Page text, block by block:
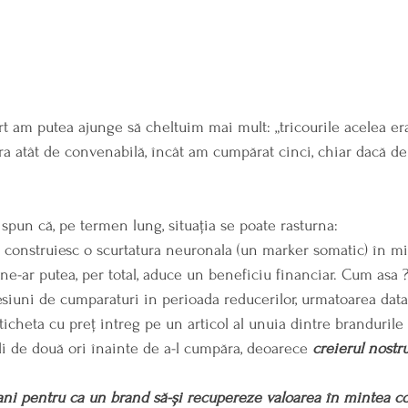
am putea ajunge să cheltuim mai mult: „tricourile acelea
atât de convenabilă, încât am cumpărat cinci, chiar dacă
că, pe termen lung, situația se poate rasturna:
o scurtatura neuronala (un marker somatic) în
ar putea, per total, aduce un beneficiu financiar. Cum asa ?
de cumparaturi in perioada reducerilor, urmatoarea
cu preț intreg pe un articol al unuia dintre
de două ori înainte de a-l cumpăra, deoarece creierul
pentru ca un brand să-și recupereze valoarea în mintea